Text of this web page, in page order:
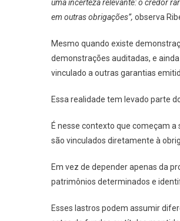
uma incerteza relevante: o credor
em outras obrigações”, observa
Mesmo quando existe
demonstrações auditadas, e
vinculado a outras garantias
Essa realidade tem levado parte
É nesse contexto que começam
são vinculados diretamente à
Em vez de depender apenas da
patrimônios determinados e
Esses lastros podem assumir